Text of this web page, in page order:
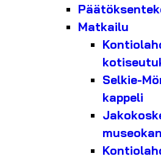
Matkailu
Selkie-
kappeli